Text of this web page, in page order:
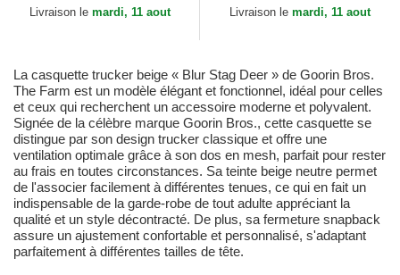
Bros.Livraison le mardi, 11 aout Livraison le mardi, 11 aout
La casquette trucker beige « Blur Stag Deer » de Goorin Bros.
The Farm est un modèle élégant et fonctionnel, idéal pour celles
et ceux qui recherchent un accessoire moderne et polyvalent.
Signée de la célèbre marque Goorin Bros., cette casquette se
distingue par son design trucker classique et offre une
ventilation optimale grâce à son dos en mesh, parfait pour rester
au frais en toutes circonstances. Sa teinte beige neutre permet
de l'associer facilement à différentes tenues, ce qui en fait un
indispensable de la garde-robe de tout adulte appréciant la
qualité et un style décontracté. De plus, sa fermeture snapback
assure un ajustement confortable et personnalisé, s'adaptant
parfaitement à différentes tailles de tête.